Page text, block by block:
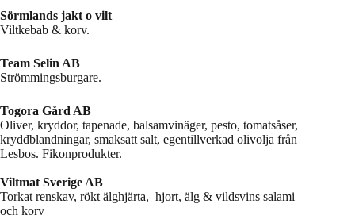
Sörmlands jakt o vilt
Viltkebab & korv.
Team Selin AB
Strömmingsburgare.
Togora Gård AB
Oliver, kryddor, tapenade, balsamvinäger, pesto, tomatsåser,
kryddblandningar, smaksatt salt, egentillverkad olivolja från
Lesbos. Fikonprodukter.
Viltmat Sverige AB
Torkat renskav, rökt älghjärta, hjort, älg & vildsvins salami
och korv